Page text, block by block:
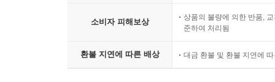
소비자 피해보상
상품의 불량에 의한 반품,
준하여 처리됨
환불 지연에 따른 배상 대금 환불 및 환불 지연에